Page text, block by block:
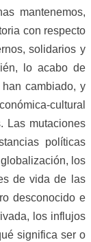
mantenemos,
con respecto
solidarios y
lo acabo de
cambiado, y
cultural
Las mutaciones
políticas
los
de vida de las
desconocido e
los influjos
significa ser o